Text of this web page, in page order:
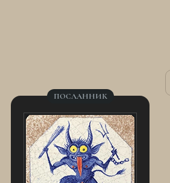
ПОСЛАННИК